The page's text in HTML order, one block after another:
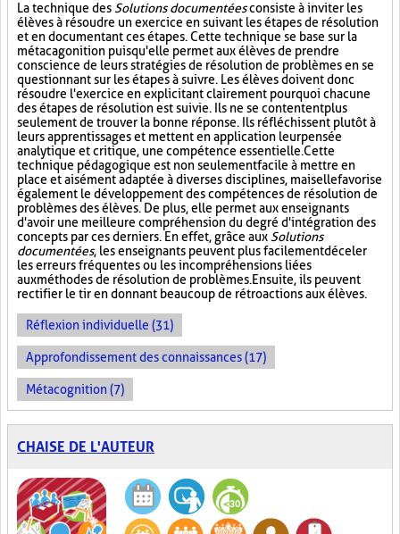
La technique des Solutions documentéesconsiste à inviter les
élèves à résoudre un exercice en suivant les étapes de résolution
et en documentant ces étapes. Cette technique se base sur la
métacagonition puisqu'elle permet aux élèves de prendre
conscience de leurs stratégies de résolution de problèmes en se
questionnant sur les étapes à suivre. Les élèves doivent donc
résoudre l'exercice en explicitant clairement pourquoi chacune
des étapes de résolution est suivie. Ils ne se contentent plus
seulement de trouver la bonne réponse. Ils réfléchissent plutôt à
leurs apprentissages et mettent en application leur pensée
analytique et critique, une compétence essentielle. Cette
technique pédagogique est non seulement facile à mettre en
place et aisément adaptée à diverses disciplines, mais elle favorise
également le développement des compétences de résolution de
problèmes des élèves. De plus, elle permet aux enseignants
d'avoir une meilleure compréhension du degré d'intégration des
concepts par ces derniers. En effet, grâce aux Solutions
documentées, les enseignants peuvent plus facilement déceler
les erreurs fréquentes ou les incompréhensions liées
aux méthodes de résolution de problèmes. Ensuite, ils peuvent
rectifier le tir en donnant beaucoup de rétroactions aux élèves.
Réflexion individuelle (31)
Approfondissement des connaissances (17)
Métacognition (7)
CHAISE DE L'AUTEUR